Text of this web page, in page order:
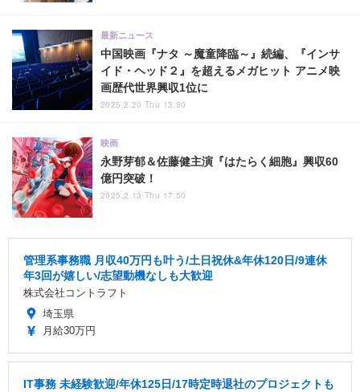
中国映画『ナタ ～魔童降臨～』続編、『インサ
イド・ヘッド２』を超えるメガヒット アニメ映
画歴代世界興収1位に
最新ニュース
2025.2.20 Thu 13:30
永野芽郁＆佐藤健主演『はたらく細胞』興収60
億円突破！
映画
2025.2.13 Thu 17:50
管理系事務職 月収40万円も叶う/土日祝休&年休120日/9連休
年3回が嬉しい/志望動機なしも大歓迎
株式会社コントラフト
埼玉県
月給30万円
IT事務 未経験歓迎/年休125日/17時定時退社のプロジェクトも